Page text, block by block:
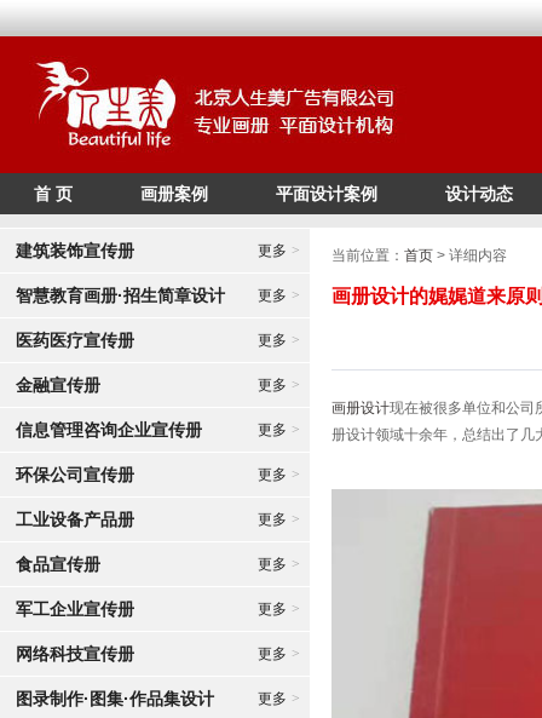
/* */
首 页 画册案例 平面设计案例 设计动态
建筑装饰宣传册 更多 >
智慧教育画册·招生简章设计 更多 >
医药医疗宣传册 更多 >
金融宣传册 更多 >
信息管理咨询企业宣传册 更多 >
环保公司宣传册 更多 >
工业设备产品册 更多 >
食品宣传册 更多 >
军工企业宣传册 更多 >
网络科技宣传册 更多 >
图录制作·图集·作品集设计 更多 >
当前位置： 首页 > 详细内容
画册设计的娓娓道来原
画册设计现在被很多单位和公司
册设计领域十余年，总结出了几